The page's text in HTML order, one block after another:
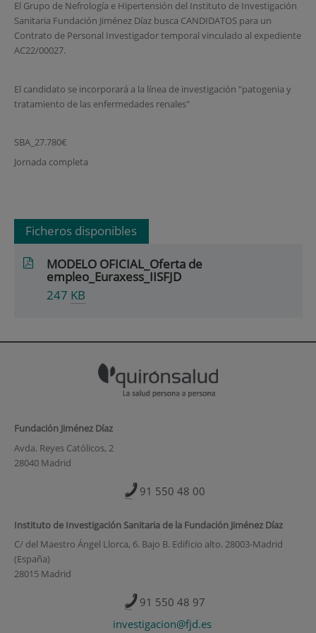
El Grupo de Nefrología e Hipertensión del Instituto de Investigación
Sanitaria Fundación Jiménez Díaz busca CANDIDATOS para un
Contrato de Personal Investigador temporal vinculado al expediente
AC22/00027.
El candidato se incorporará a la línea de investigación "patogenia y
tratamiento de las enfermedades renales"
SBA_27.780€
Jornada completa
Ficheros disponibles
MODELO OFICIAL_Oferta de
empleo_Euraxess_IISFJD
247 KB
Fundación Jiménez Díaz
Avda. Reyes Católicos, 2
28040 Madrid
91 550 48 00
Instituto de Investigación Sanitaria de la Fundación Jiménez Díaz
C/ del Maestro Ángel Llorca, 6. Bajo B. Edificio alto. 28003-Madrid
(España)
28015 Madrid
91 550 48 97
investigacion@fjd.es